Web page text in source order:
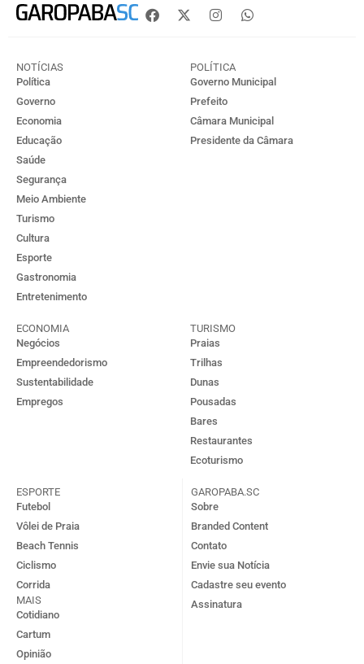
NOTÍCIAS
Política
Governo
Economia
Educação
Saúde
Segurança
Meio Ambiente
Turismo
Cultura
Esporte
Gastronomia
Entretenimento
POLÍTICA
Governo Municipal
Prefeito
Câmara Municipal
Presidente da Câmara
ECONOMIA
Negócios
Empreendedorismo
Sustentabilidade
Empregos
TURISMO
Praias
Trilhas
Dunas
Pousadas
Bares
Restaurantes
Ecoturismo
ESPORTE
Futebol
Vôlei de Praia
Beach Tennis
Ciclismo
Corrida
MAIS
Cotidiano
Cartum
Opinião
GAROPABA.SC
Sobre
Branded Content
Contato
Envie sua Notícia
Cadastre seu evento
Assinatura